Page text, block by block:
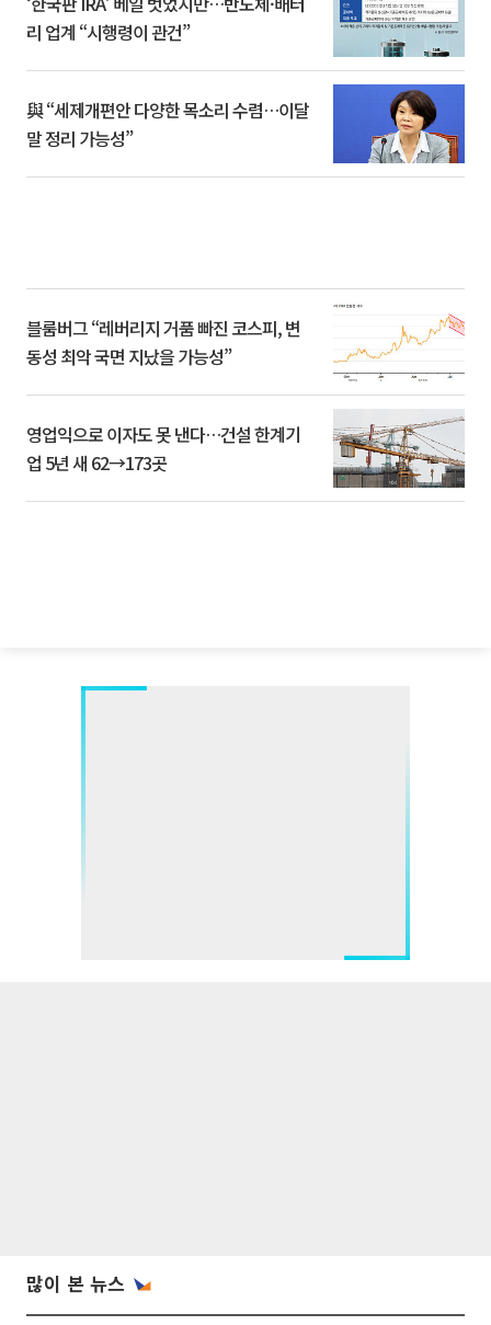
리 업계 “시행령이 관건”
與 “세제개편안 다양한 목소리 수렴…이달
말 정리 가능성”
블룸버그 “레버리지 거품 빠진 코스피, 변
동성 최악 국면 지났을 가능성”
영업익으로 이자도 못 낸다…건설 한계기
업 5년 새 62→173곳
많이 본 뉴스